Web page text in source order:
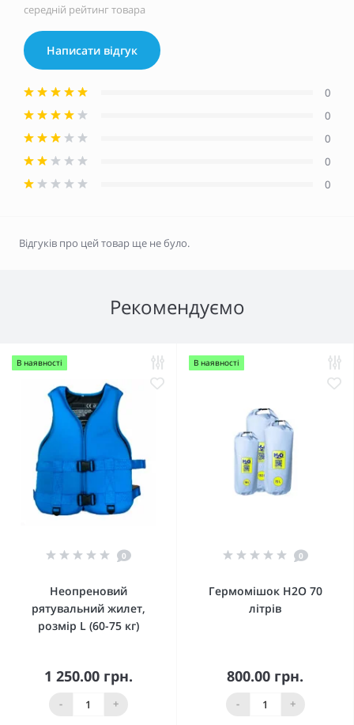
середній рейтинг товара
Написати відгук
0
0
0
0
0
Відгуків про цей товар ще не було.
Рекомендуємо
В наявності
0
Неопреновий
рятувальний жилет,
розмір L (60-75 кг)
1 250.00 грн.
- +
В наявності
0
Гермомішок Н2О 70
літрів
800.00 грн.
- +